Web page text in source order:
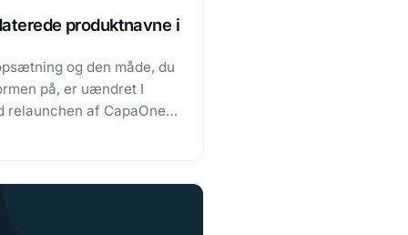
produktnavne i
og den måde, du
på, er uændret I
relaunchen af CapaOne
har vi